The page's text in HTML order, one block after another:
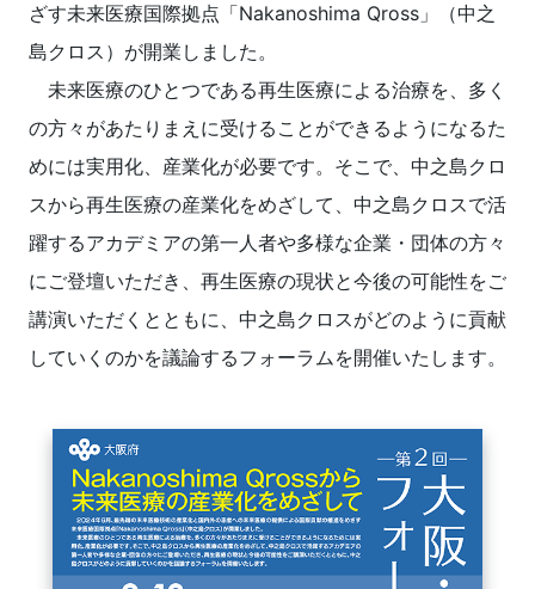
イベント
プログラム
インタビュー・コラム
ニュース・掲示板
LINK-Jを知る
特別会員
イベントお知らせメール登録
ざす未来医療国際拠点「Nakanoshima Qross」（中之
島クロス）が開業しました。
未来医療のひとつである再生医療による治療を、多く
の方々があたりまえに受けることができるようになるた
めには実用化、産業化が必要です。そこで、中之島クロ
スから再生医療の産業化をめざして、中之島クロスで活
躍するアカデミアの第一人者や多様な企業・団体の方々
にご登壇いただき、再生医療の現状と今後の可能性をご
講演いただくとともに、中之島クロスがどのように貢献
していくのかを議論するフォーラムを開催いたします。